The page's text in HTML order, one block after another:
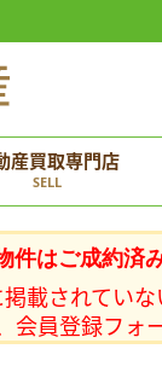
産買取専門店
SELL
件はご成約済
載されていな
会員登録フォ